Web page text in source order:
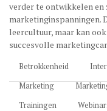
verder te ontwikkelen en
marketinginspanningen.
leercultuur, maar kan
succesvolle
Betrokkenheid
Marketing
Trainingen